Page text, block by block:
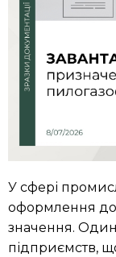
У сфері
оформлення
значення. Один
підприємств,